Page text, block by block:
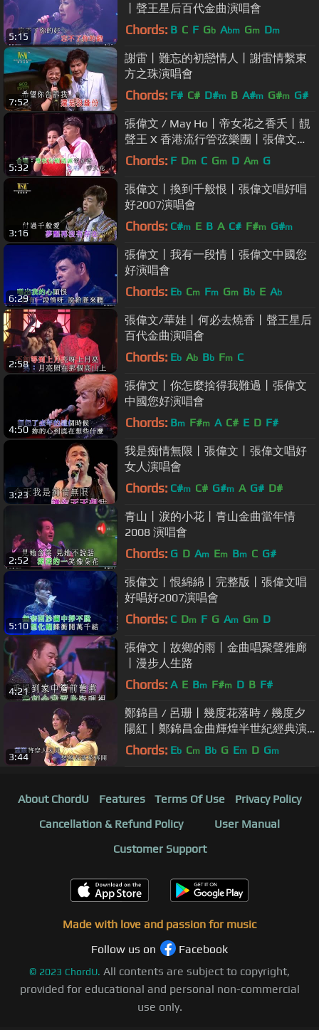
5:15
丨聲王星后百代金曲演唱會
Chords: B C F Gb Abm Gm Dm
7:52
謝雷丨難忘的初戀情人丨謝雷情繫東
方之珠演唱會
Chords: F# C# D#m B A#m G#m G#
5:32
張偉文 / May Ho丨帝女花之香夭丨靚
聲王 X 香港流行管弦樂團丨張偉文
1314好友弦演唱會
Chords: F Dm C Gm D Am G
3:16
張偉文丨換到千般恨丨張偉文唱好唱
好2007演唱會
Chords: C#m E B A C# F#m G#m
6:29
張偉文丨我有一段情丨張偉文中國您
好演唱會
Chords: Eb Cm Fm Gm Bb E Ab
2:58
張偉文/華娃丨何必去燒香丨聲王星后
百代金曲演唱會
Chords: Eb Ab Bb Fm C
4:50
張偉文丨你怎麼捨得我難過丨張偉文
中國您好演唱會
Chords: Bm F#m A C# E D F#
3:23
我是痴情無限丨張偉文丨張偉文唱好
女人演唱會
Chords: C#m C# G#m A G# D#
2:52
青山丨淚的小花丨青山金曲當年情
2008 演唱會
Chords: G D Am Em Bm C G#
5:10
張偉文丨恨綿綿丨完整版丨張偉文唱
好唱好2007演唱會
Chords: C Dm F G Am Gm D
4:21
張偉文丨故鄉的雨丨金曲唱聚聲雅廊
丨漫步人生路
Chords: A E Bm F#m D B F#
3:44
鄭錦昌 / 呂珊丨幾度花落時 / 幾度夕
陽紅丨鄭錦昌金曲輝煌半世紀經典演
唱會
Chords: Eb Cm Bb G Em D Gm
About ChordU Features Terms Of Use
Privacy Policy
Cancellation & Refund Policy
User Manual
Customer Support
Made with love and passion for music
Follow us on
Facebook
© 2023 ChordU. All contents are subject to copyright,
provided for educational and personal non-commercial
use only.